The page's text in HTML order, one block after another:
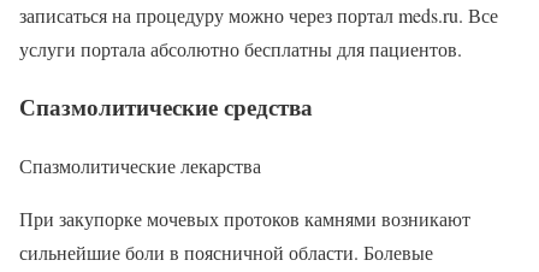
записаться на процедуру можно через портал meds.ru. Все
услуги портала абсолютно бесплатны для пациентов.
Спазмолитические средства
Спазмолитические лекарства
При закупорке мочевых протоков камнями возникают
сильнейшие боли в поясничной области. Болевые